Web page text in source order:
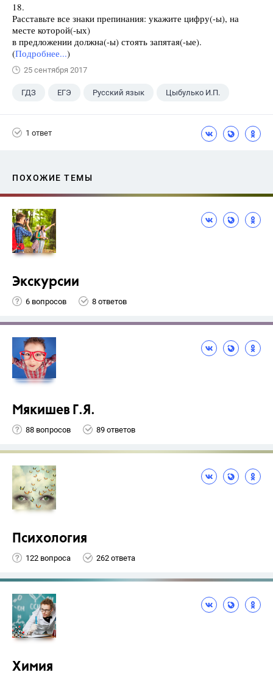
18.
Расставьте все знаки препинания: укажите цифру(-ы), на
месте которой(-ых)
в предложении должна(-ы) стоять запятая(-ые).
(Подробнее...)
25 сентября 2017
ГДЗ ЕГЭ Русский язык Цыбулько И.П.
1 ответ
ПОХОЖИЕ ТЕМЫ
Экскурсии
6 вопросов 8 ответов
Мякишев Г.Я.
88 вопросов 89 ответов
Психология
122 вопроса 262 ответа
Химия